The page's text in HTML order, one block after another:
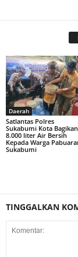
Daerah
Satlantas Polres
Sukabumi Kota Bagikan
8.000 liter Air Bersih
Kepada Warga
Sukabumi
TINGGALKAN